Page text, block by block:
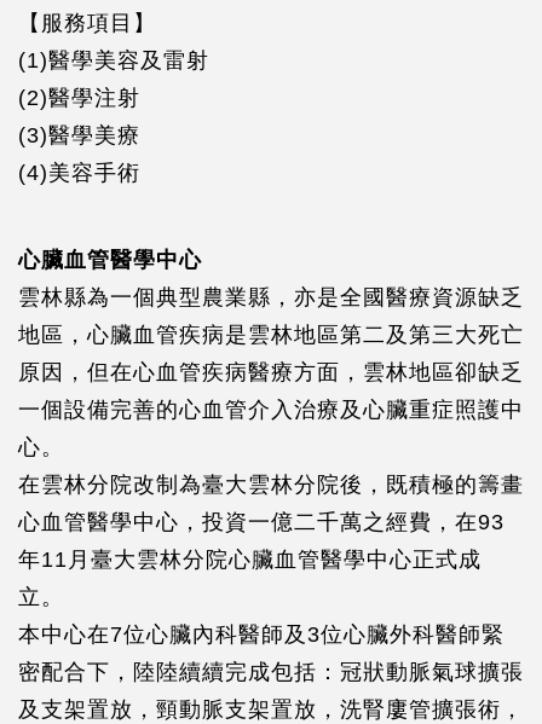
【服務項目】
(1)醫學美容及雷射
(2)醫學注射
(3)醫學美療
(4)美容手術
心臟血管醫學中心
雲林縣為一個典型農業縣，亦是全國醫療資源缺乏
地區，心臟血管疾病是雲林地區第二及第三大死亡
原因，但在心血管疾病醫療方面，雲林地區卻缺乏
一個設備完善的心血管介入治療及心臟重症照護中
心。
在雲林分院改制為臺大雲林分院後，既積極的籌畫
心血管醫學中心，投資一億二千萬之經費，在93
年11月臺大雲林分院心臟血管醫學中心正式成
立。
本中心在7位心臟內科醫師及3位心臟外科醫師緊
密配合下，陸陸續續完成包括：冠狀動脈氣球擴張
及支架置放，頸動脈支架置放，洗腎廔管擴張術，